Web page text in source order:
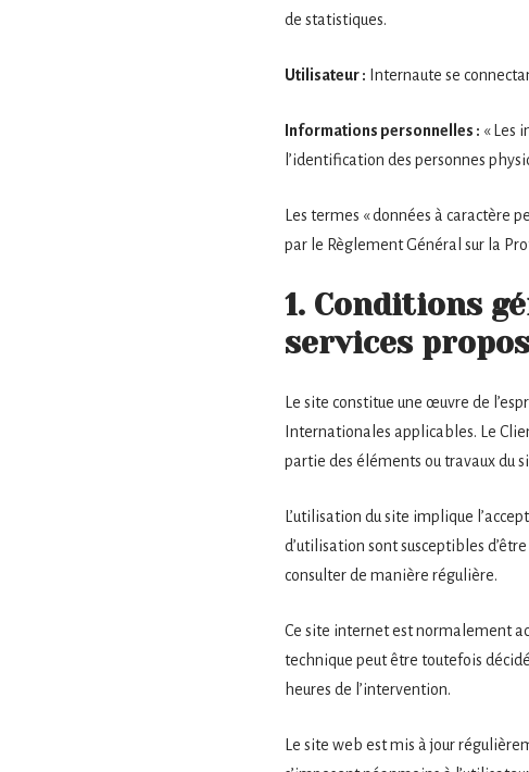
de statistiques.
Utilisateur : Internaute se
Informations personnelles : « Les
l’identification des personnes
Les termes « données à caractère
par le Règlement Général sur la
1. Conditions
services
Le site constitue une œuvre de
Internationales applicables. Le
partie des éléments ou travaux du
L’utilisation du site implique
d’utilisation sont susceptibles
consulter de manière régulière.
Ce site internet est normalement
technique peut être toutefois
heures de l’intervention.
Le site web est mis à jour